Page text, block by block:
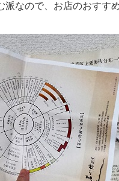
なので、お店のおすす